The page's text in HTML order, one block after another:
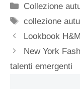
Categorie
Collezione
Tag
collezione
Lookbook
New York
talenti emergenti